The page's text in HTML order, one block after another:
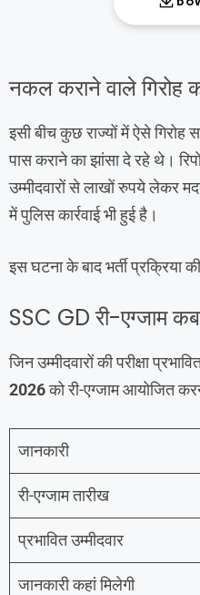
नकल कराने वाले गिरोह
इसी बीच कुछ राज्यों में ऐसे गिरोह
पास कराने का झांसा दे रहे थे।
उम्मीदवारों से लाखों रुपये लेकर
में पुलिस कार्रवाई भी हुई है।
इस घटना के बाद भर्ती प्रक्रिया
SSC GD री-एग्जाम कब
जिन उम्मीदवारों की परीक्षा
2026को री-एग्जाम आयोजित
जानकारी
री-एग्जाम तारीख
प्रभावित उम्मीदवार
जानकारी कहां मिलेगी